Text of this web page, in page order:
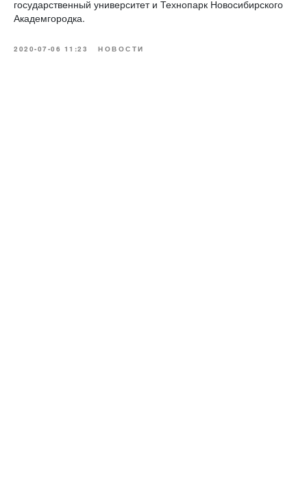
государственный университет и Технопарк Новосибирского
Академгородка.
2020-07-06 11:23 НОВОСТИ